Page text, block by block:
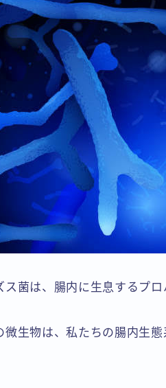
ス菌は、腸内に生息するプ
微生物は、私たちの腸内生